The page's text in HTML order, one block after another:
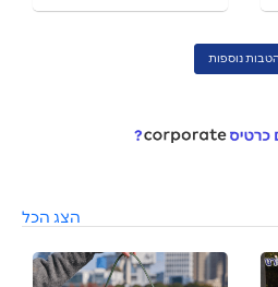
נוספות
הצג הכל